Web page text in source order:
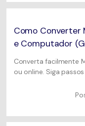
MAIS SOLUÇÕES
Os produtos e
Como Converter
e Computador
Converta facilmente
ou online. Siga